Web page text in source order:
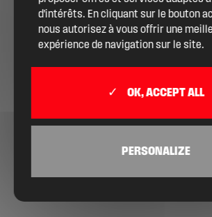
d'intérêts. En cliquant sur le bouton
nous autorisez à vous offrir une
expérience de navigation sur le site.
OK, ACCEPT ALL
PERSONALIZE